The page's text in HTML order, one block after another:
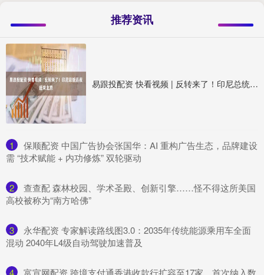
推荐资讯
易跟投配资 快看视频 | 反转来了！印尼总统连夜赶来北京
1
​保顺配资 中国广告协会张国华：AI 重构广告生态，品牌建设
需 “技术赋能 + 内功修炼” 双轮驱动
2
​查查配 森林校园、学术圣殿、创新引擎……怪不得这所美国
高校被称为“南方哈佛”
3
​永华配资 ​专家解读路线图3.0：2035年传统能源乘用车全面
混动 2040年L4级自动驾驶加速普及​
4 ​富宣网配资 跨境支付通香港收款行扩容至17家，首次纳入数